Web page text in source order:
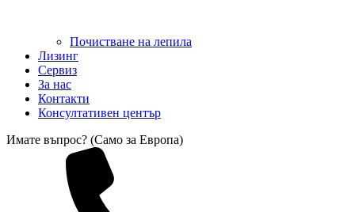
Почистване на лепила
Лизинг
Сервиз
За нас
Контакти
Консултативен център
Имате въпрос? (Само за Европа)